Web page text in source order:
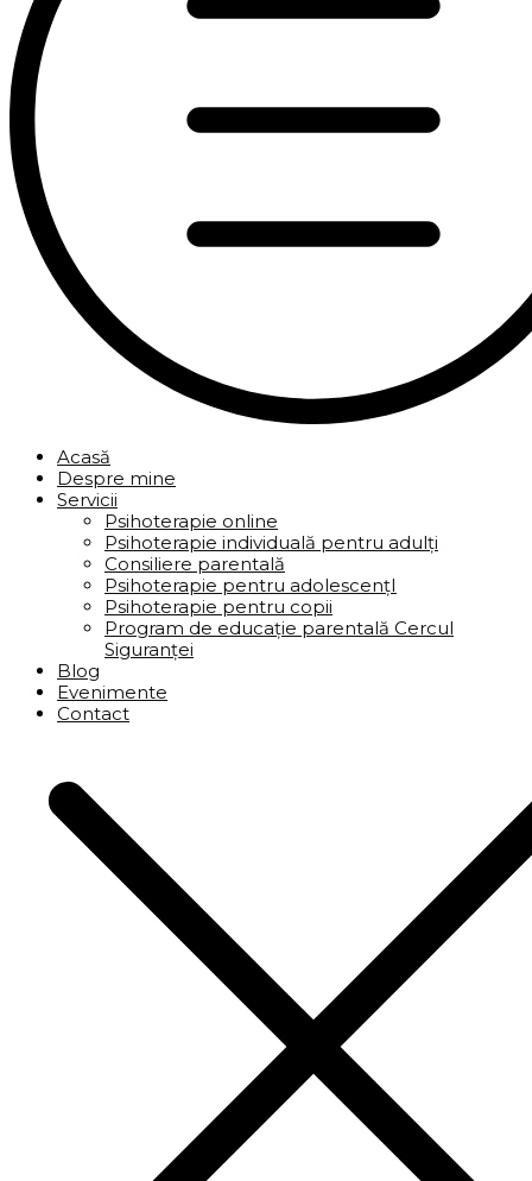
Acasă
Despre mine
Servicii
Psihoterapie online
Psihoterapie individuală pentru adulți
Consiliere parentală
Psihoterapie pentru adolescențI
Psihoterapie pentru copii
Program de educație parentală Cercul
Siguranței
Blog
Evenimente
Contact